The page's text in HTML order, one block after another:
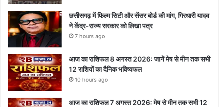
छत्तीसगढ़ में फिल्म सिटी और सेंसर बोर्ड की मांग, गिरधारी यादव
ने केंद्र-राज्य सरकार को लिखा पत्र
7 hours ago
आज का राशिफल 8 अगस्त 2026: जानें मेष से मीन तक सभी
12 राशियों का दैनिक भविष्यफल
10 hours ago
आज का राशिफल 7 अगस्त 2026: मेष से मीन तक सभी 12